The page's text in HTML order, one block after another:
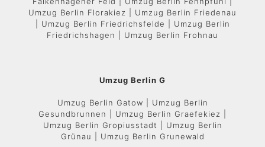
Umzug Berlin Florakiez | Umzug Berlin Friedenau
| Umzug Berlin Friedrichsfelde | Umzug Berlin
Friedrichshagen | Umzug Berlin Frohnau
Umzug Berlin G
Umzug Berlin Gatow | Umzug Berlin
Gesundbrunnen | Umzug Berlin Graefekiez |
Umzug Berlin Gropiusstadt | Umzug Berlin
Grünau | Umzug Berlin Grunewald